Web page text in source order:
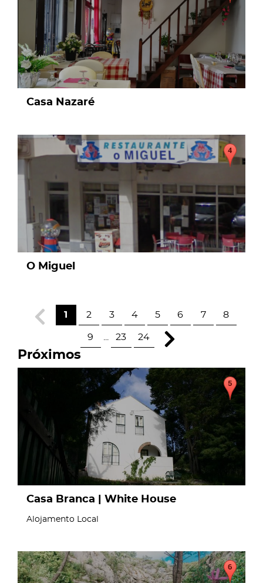
Casa Nazaré
page
O Miguel
1 2 3 4 5 6 7 8
9 23 24
Próximos
page
Casa Branca | White House
Alojamento Local
page